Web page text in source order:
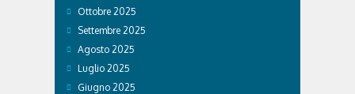
Ottobre 2025
Settembre 2025
Agosto 2025
Luglio 2025
Giugno 2025